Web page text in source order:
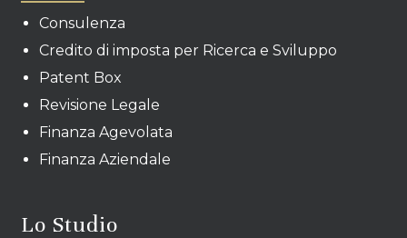
Consulenza
Credito di imposta per Ricerca e Sviluppo
Patent Box
Revisione Legale
Finanza Agevolata
Finanza Aziendale
Lo Studio